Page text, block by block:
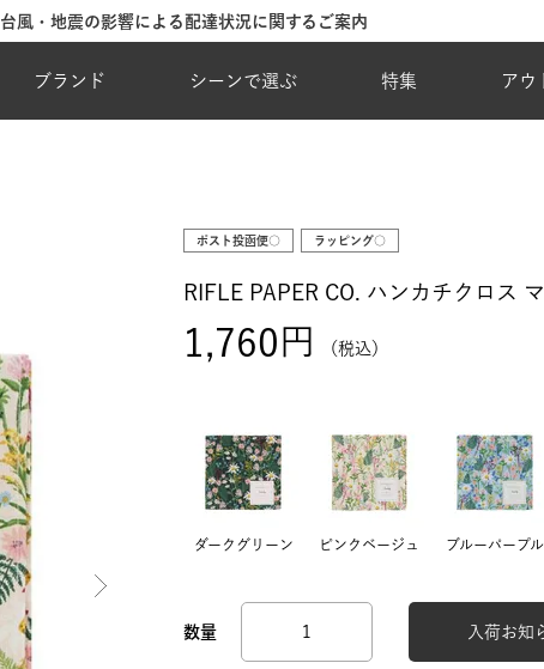
台風・地震の影響による配達状況に関するご案内
ブランド シーンで選ぶ 特集 アウ
ポスト投函便○ ラッピング○
RIFLE PAPER CO. ハンカチクロス
1,760 税込
ダークグリーン ピンクベージュ ブルーパープル
入荷お知